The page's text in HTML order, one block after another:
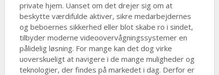
private hjem. Uanset om det drejer sig om at
beskytte værdifulde aktiver, sikre medarbejdernes
og beboernes sikkerhed eller blot skabe ro i sindet,
tilbyder moderne videoovervågningssystemer en
pålidelig løsning. For mange kan det dog virke
uoverskueligt at navigere i de mange muligheder og
teknologier, der findes på markedet i dag. Derfor er